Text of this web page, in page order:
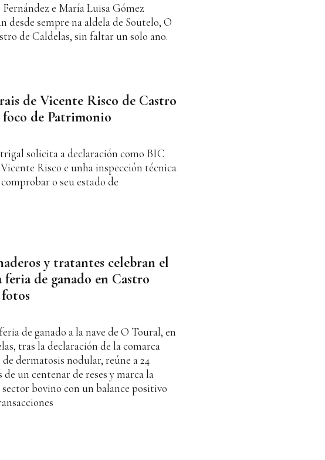
e María Luisa Gómez
desde sempre na aldela de Soutelo, O
de Caldelas, sin faltar un solo ano.
de Vicente Risco de Castro
foco de Patrimonio
solicita a declaración como BIC
Risco e unha inspección técnica
o seu estado de
y tratantes celebran el
feria de ganado en Castro
de ganado a la nave de O Toural, en
tras la declaración de la comarca
dermatosis nodular, reúne a 24
de un centenar de reses y marca la
bovino con un balance positivo